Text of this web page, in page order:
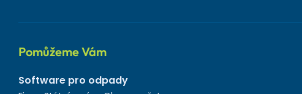
Pomůžeme Vám
Software pro odpady